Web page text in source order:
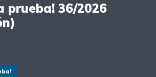
prueba! 36/2026